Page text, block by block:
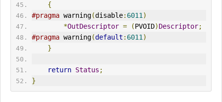
{
#pragma warning(disable: 6011 )
*OutDescriptor = (PVOID)Descriptor;
#pragma warning(default : 6011 )
}
return Status ;
}